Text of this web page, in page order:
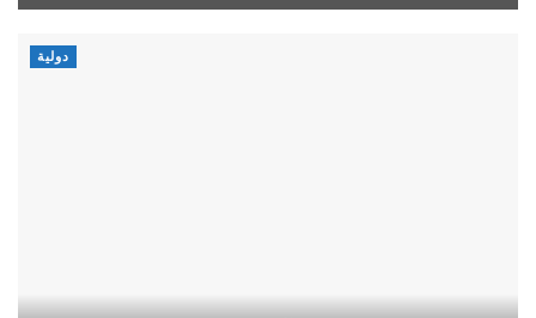
دولية